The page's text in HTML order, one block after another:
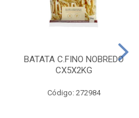
BATATA C.FINO NOBREDO
CX5X2KG
Código: 272984